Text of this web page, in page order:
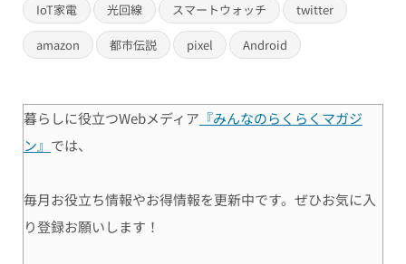
IoT家電 光回線 スマートウォッチ twitter
amazon 都市伝説 pixel Android
暮らしに役立つWebメディア 『みんなのらくらくマガジ
ン』 では、
毎月お役立ち情報やお得情報を更新中です。ぜひお気に入
り登録お願いします！